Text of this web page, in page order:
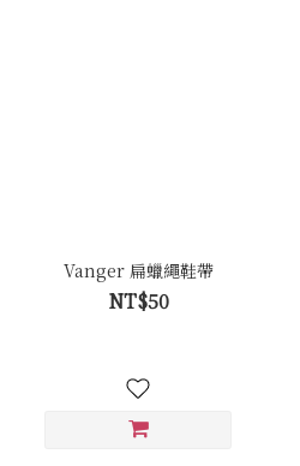
Vanger 扁蠟繩鞋帶
NT$50